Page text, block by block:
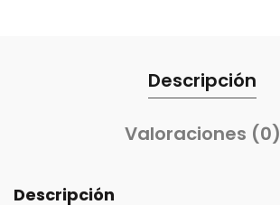
Descripción
Valoraciones (0)
Descripción